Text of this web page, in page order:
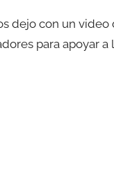
dejo con un video
para apoyar a